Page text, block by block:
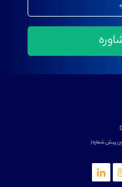
پیش شماره)